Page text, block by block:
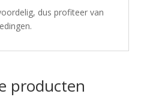
dus profiteer van
producten